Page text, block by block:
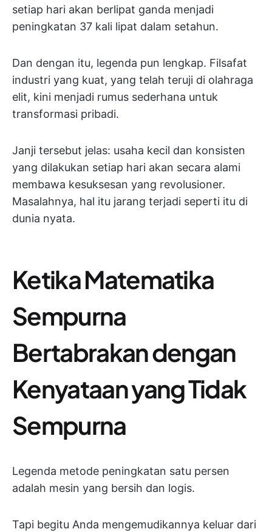
setiap hari akan berlipat ganda menjadi
peningkatan 37 kali lipat dalam setahun.
Dan dengan itu, legenda pun lengkap. Filsafat
industri yang kuat, yang telah teruji di olahraga
elit, kini menjadi rumus sederhana untuk
transformasi pribadi.
Janji tersebut jelas: usaha kecil dan konsisten
yang dilakukan setiap hari akan secara alami
membawa kesuksesan yang revolusioner.
Masalahnya, hal itu jarang terjadi seperti itu di
dunia nyata.
Ketika Matematika
Sempurna
Bertabrakan dengan
Kenyataan yang Tidak
Sempurna
Legenda metode peningkatan satu persen
adalah mesin yang bersih dan logis.
Tapi begitu Anda mengemudikannya keluar dari